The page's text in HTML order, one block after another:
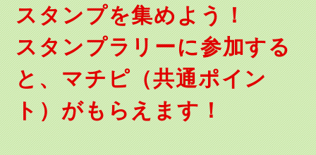
スタンプを集めよう！
スタンプラリーに参加する
と、マチピ（共通ポイン
ト）がもらえます！